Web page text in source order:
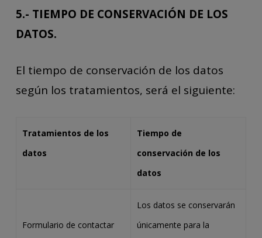
5.- TIEMPO DE CONSERVACIÓN DE LOS
DATOS.
El tiempo de conservación de los datos
según los tratamientos, será el siguiente:
Tratamientos de los
datos
Tiempo de
conservación de los
datos
Formulario de contactar
Los datos se conservarán
únicamente para la